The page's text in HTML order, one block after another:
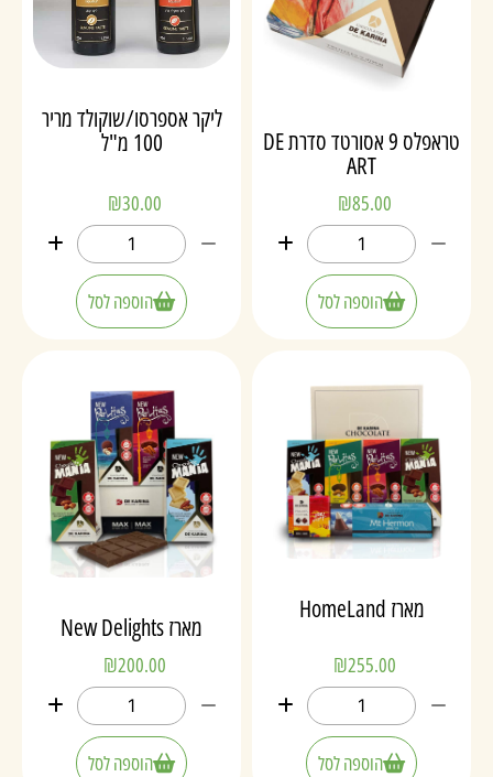
טראפלס 9 אסורטד סדרת DE
ART
₪85.00
הוספה לסל
ליקר אספרסו/שוקולד מריר
100 מ"ל
₪30.00
הוספה לסל
מארז HomeLand
₪255.00
הוספה לסל
מארז New Delights
₪200.00
הוספה לסל